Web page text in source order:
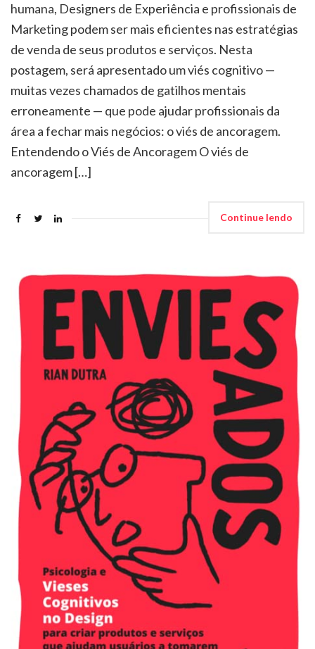
humana, Designers de Experiência e profissionais de
Marketing podem ser mais eficientes nas estratégias
de venda de seus produtos e serviços. Nesta
postagem, será apresentado um viés cognitivo —
muitas vezes chamados de gatilhos mentais
erroneamente — que pode ajudar profissionais da
área a fechar mais negócios: o viés de ancoragem.
Entendendo o Viés de Ancoragem O viés de
ancoragem […]
Continue lendo